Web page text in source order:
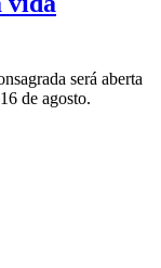
será aberta
de agosto.